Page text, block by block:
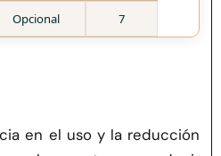
Opcional 7
en el uso y la reducción